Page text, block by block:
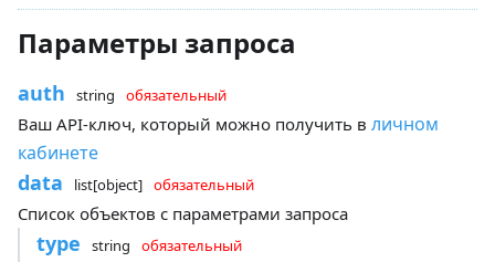
Параметры запроса
auth string обязательный
Ваш API-ключ, который можно получить в личном
кабинете
data list[object] обязательный
Список объектов с параметрами запроса
type string обязательный